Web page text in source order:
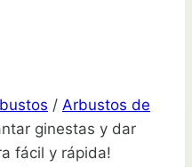
/ Arbustos de
ginestas y dar
fácil y rápida!